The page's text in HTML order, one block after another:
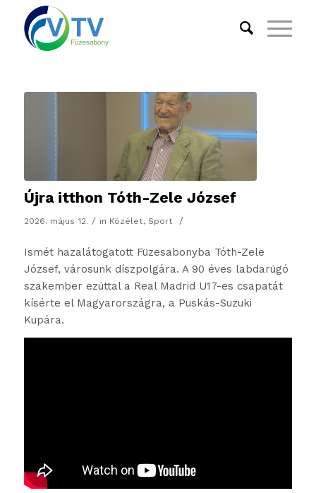
Újra itthon Tóth-Zele József
2026. május 12. / in Közélet, Sport /
Ismét hazalátogatott Füzesabonyba Tóth-Zele
József, városunk díszpolgára. A 90 éves labdarúgó
szakember ezúttal a Real Madrid U17-es csapatát
kísérte el Magyarországra, a Puskás-Suzuki
Kupára.